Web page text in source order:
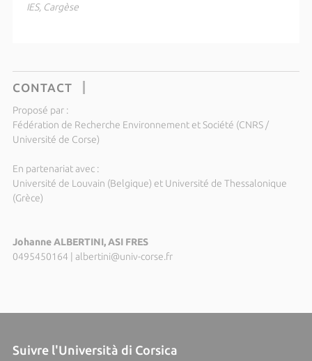
IES, Cargèse
CONTACT
Proposé par :
Fédération de Recherche Environnement et Société (CNRS /
Université de Corse)
En partenariat avec :
Université de Louvain (Belgique) et Université de Thessalonique
(Grèce)
Johanne ALBERTINI, ASI FRES
0495450164 | albertini@univ-corse.fr
Suivre l'Università di Corsica